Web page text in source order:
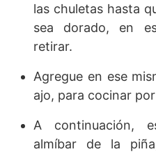
las chuletas hasta
sea dorado, en
retirar.
Agregue en ese
ajo, para cocinar
A continuación,
almíbar de la